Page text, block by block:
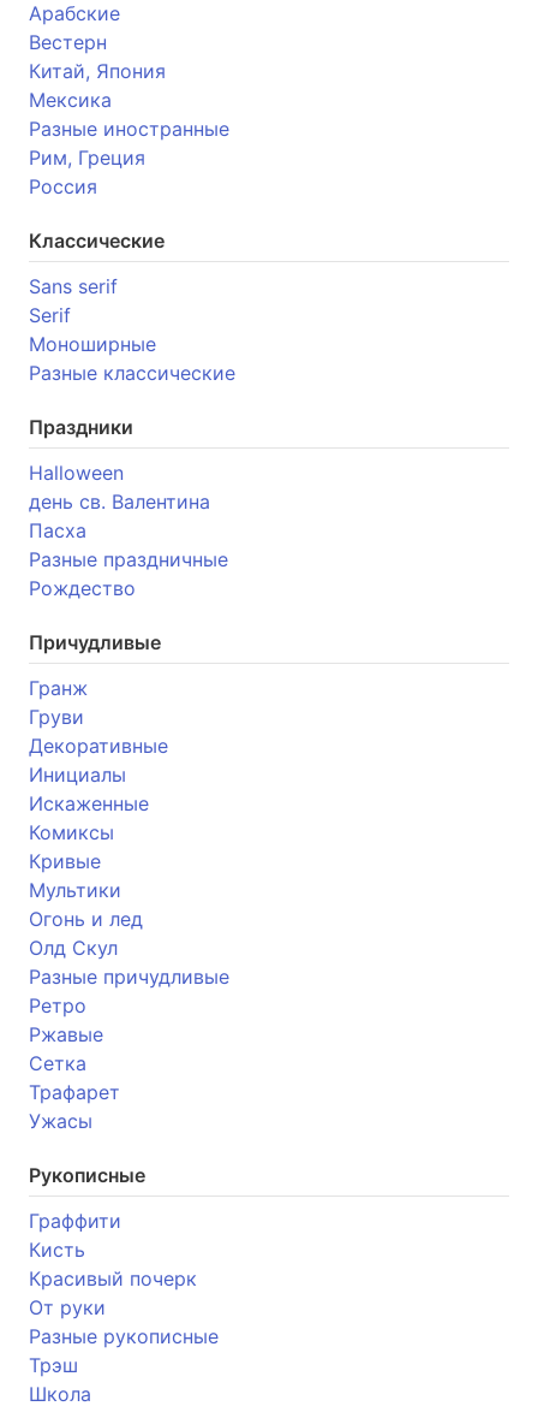
Арабские
Вестерн
Китай, Япония
Мексика
Разные иностранные
Рим, Греция
Россия
Классические
Sans serif
Serif
Моноширные
Разные классические
Праздники
Halloween
день св. Валентина
Пасха
Разные праздничные
Рождество
Причудливые
Гранж
Груви
Декоративные
Инициалы
Искаженные
Комиксы
Кривые
Мультики
Огонь и лед
Олд Скул
Разные причудливые
Ретро
Ржавые
Сетка
Трафарет
Ужасы
Рукописные
Граффити
Кисть
Красивый почерк
От руки
Разные рукописные
Трэш
Школа